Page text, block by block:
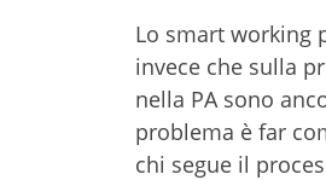
Lo smart working
invece che sulla
nella PA sono
problema è far
chi segue il